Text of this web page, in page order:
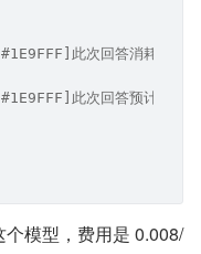
此次回答消耗，
此次回答预计支
模型，费用是 0.008/